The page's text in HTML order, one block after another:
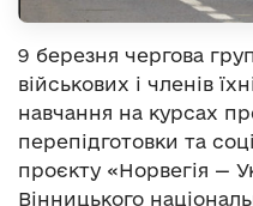
9 березня чергова
військових і членів
навчання на курсах
перепідготовки та
проєкту «Норвегія —
Вінницького